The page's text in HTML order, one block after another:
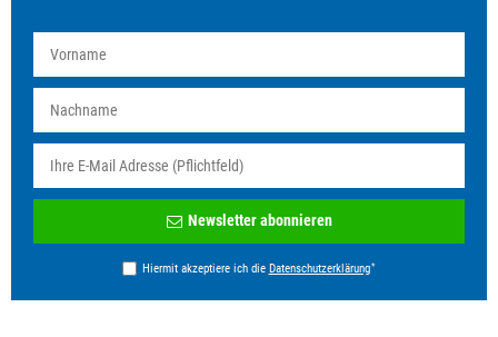
Newsletter abonnieren
Hiermit akzeptiere ich die Daten­schutz­erklärung*